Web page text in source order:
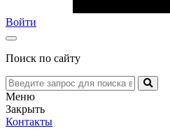
Войти
Поиск по сайту
Меню
Закрыть
Контакты